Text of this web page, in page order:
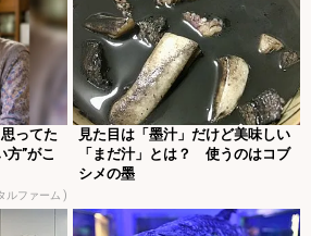
ってた
方”がこ
ルファーム )
見た目は「墨汁」だけど美味しい
「まだ汁」とは？ 使うのはコブ
シメの墨